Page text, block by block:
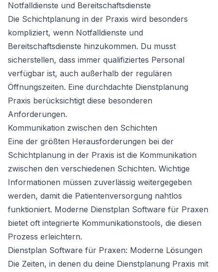
Notfalldienste und Bereitschaftsdienste
Die Schichtplanung in der Praxis wird besonders
kompliziert, wenn Notfalldienste und
Bereitschaftsdienste hinzukommen. Du musst
sicherstellen, dass immer qualifiziertes Personal
verfügbar ist, auch außerhalb der regulären
Öffnungszeiten. Eine durchdachte Dienstplanung
Praxis berücksichtigt diese besonderen
Anforderungen.
Kommunikation zwischen den Schichten
Eine der größten Herausforderungen bei der
Schichtplanung in der Praxis ist die Kommunikation
zwischen den verschiedenen Schichten. Wichtige
Informationen müssen zuverlässig weitergegeben
werden, damit die Patientenversorgung nahtlos
funktioniert. Moderne Dienstplan Software für Praxen
bietet oft integrierte Kommunikationstools, die diesen
Prozess erleichtern.
Dienstplan Software für Praxen: Moderne Lösungen
Die Zeiten, in denen du deine Dienstplanung Praxis mit